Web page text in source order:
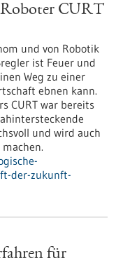
CURT
und von Robotik
ist Feuer und
Weg zu einer
ebnen kann.
CURT war bereits
und wird auch
der-zukunft-
für